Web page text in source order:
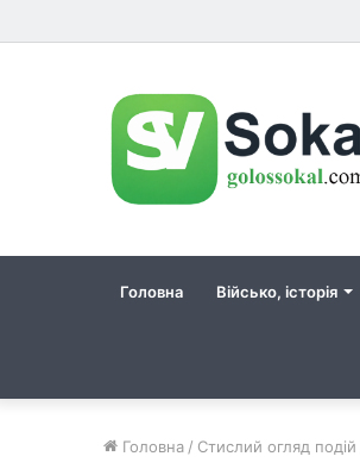
Головна Військо, історія
Головна / Стислий огляд подій